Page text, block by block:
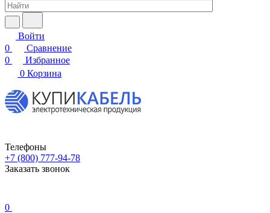
Войти
0
Сравнение
0
Избранное
0 Корзина
Телефоны
+7 (800) 777-94-78
Заказать звонок
0